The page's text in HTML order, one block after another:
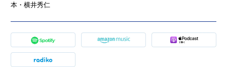
本・横井秀仁